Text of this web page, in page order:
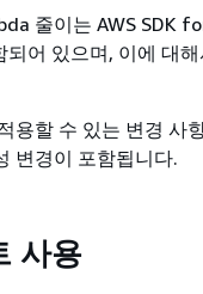
줄이는 AWS SDK
어 있으며, 이에 대
용할 수 있는 변경 사
변경이 포함됩니다.
사용